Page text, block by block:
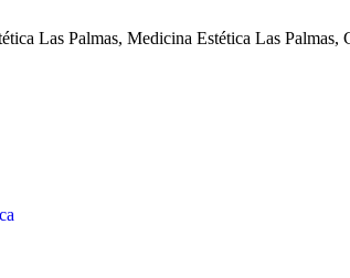
Las Palmas, Medicina Estética Las